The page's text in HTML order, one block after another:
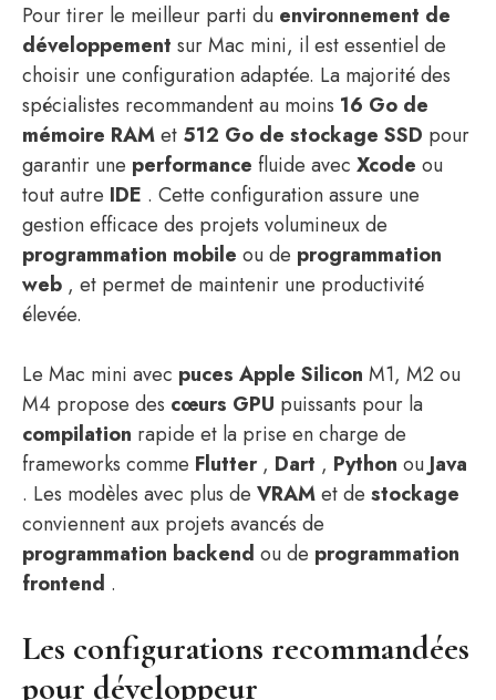
Pour tirer le meilleur parti du environnement de
développement sur Mac mini, il est essentiel de
choisir une configuration adaptée. La majorité des
spécialistes recommandent au moins 16 Go de
mémoire RAMet 512 Go de stockage SSD pour
garantir une performance fluide avec Xcode ou
tout autre IDE . Cette configuration assure une
gestion efficace des projets volumineux de
programmation mobile ou de programmation
web , et permet de maintenir une productivité
élevée.
Le Mac mini avec puces Apple Silicon M1, M2 ou
M4 propose des cœurs GPU puissants pour la
compilation rapide et la prise en charge de
frameworks comme Flutter, Dart , Python ou Java
. Les modèles avec plus de VRAMet de stockage
conviennent aux projets avancés de
programmation backend ou de programmation
frontend .
Les configurations recommandées
pour développeur